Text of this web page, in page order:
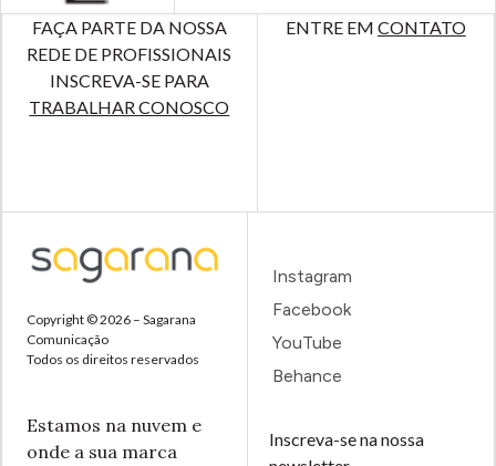
FAÇA PARTE DA NOSSA
REDE DE PROFISSIONAIS
INSCREVA-SE PARA
TRABALHAR CONOSCO
ENTRE EM CONTATO
Copyright © 2026 – Sagarana
Comunicação
Todos os direitos reservados
Estamos na nuvem e
onde a sua marca
Instagram
Facebook
YouTube
Behance
Inscreva-se na nossa